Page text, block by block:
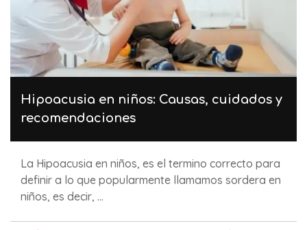
Hipoacusia en niños: Causas, cuidados y
recomendaciones
La Hipoacusia en niños, es el termino correcto para
definir a lo que popularmente llamamos sordera en
niños, es decir, ...